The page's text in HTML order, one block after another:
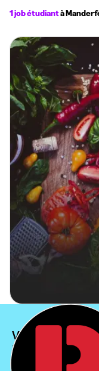
1 job étudiantà
Vous ne pouvez
Manderfeld ?
Nous te conseillons